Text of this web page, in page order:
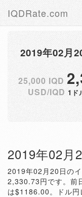
IQDRate.com
2019年02月
25,000 IQD
USD/IQD 1ド
2019年02月
2019年02月20日の
2,330.73円です。前
は$1186.00。ドル円